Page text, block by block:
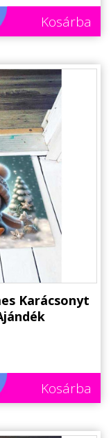
Kosárba
Karácsonyt
Kosárba